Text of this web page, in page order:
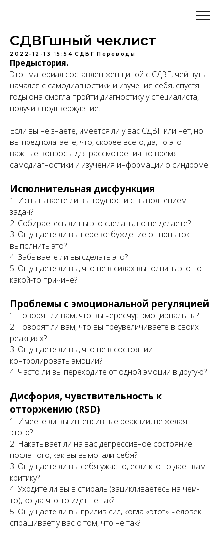
СДВГшный чеклист
2022-12-13 15:54 СДВГ Переводы
Предыстория.
Этот материал составлен женщиной с СДВГ, чей путь
начался с самодиагностики и изучения себя, спустя
годы она смогла пройти диагностику у специалиста,
получив подтверждение.
Если вы не знаете, имеется ли у вас СДВГ или нет, но
вы предполагаете, что, скорее всего, да, то это
важные вопросы для рассмотрения во время
самодиагностики и изучения информации о синдроме.
Исполнительная дисфункция
1. Испытываете ли вы трудности с выполнением
задач?
2. Собираетесь ли вы это сделать, но не делаете?
3. Ощущаете ли вы перевозбуждение от попыток
выполнить это?
4. Забываете ли вы сделать это?
5. Ощущаете ли вы, что не в силах выполнить это по
какой-то причине?
Проблемы с эмоциональной регуляцией
1. Говорят ли вам, что вы чересчур эмоциональны?
2. Говорят ли вам, что вы преувеличиваете в своих
реакциях?
3. Ощущаете ли вы, что не в состоянии
контролировать эмоции?
4. Часто ли вы переходите от одной эмоции в другую?
Дисфория, чувствительность к
отторжению (RSD)
1. Имеете ли вы интенсивные реакции, не желая
этого?
2. Накатывает ли на вас депрессивное состояние
после того, как вы вымотали себя?
3. Ощущаете ли вы себя ужасно, если кто-то дает вам
критику?
4. Уходите ли вы в спираль (зацикливаетесь на чем-
то), когда что-то идет не так?
5. Ощущаете ли вы прилив сил, когда «этот» человек
спрашивает у вас о том, что не так?